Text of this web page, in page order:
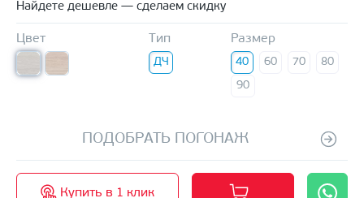
Найдете дешевле — сделаем скидку
Цвет Тип
ДЧ
Размер
40 60 70
80
90
ПОДОБРАТЬ ПОГОНАЖ
Купить в 1 клик